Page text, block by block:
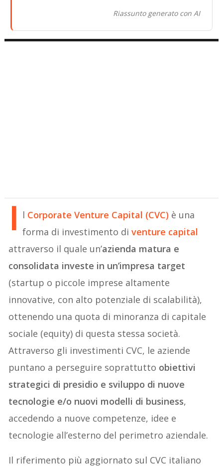
Riassunto generato con AI
I l Corporate Venture Capital (CVC) è una
forma di investimento diventure capital
attraverso il quale un’azienda matura e
consolidata investe in un’impresa target
(startup o piccole imprese altamente
innovative, con alto potenziale di scalabilità),
ottenendo una quota di minoranza di capitale
sociale (equity) di questa stessa società.
Attraverso gli investimenti CVC, le aziende
puntano a perseguire soprattutto obiettivi
strategici di presidio e sviluppo di nuove
tecnologie e/o nuovi modelli di business,
accedendo a nuove competenze, idee e
tecnologie all’esterno del perimetro aziendale.
Il riferimento più aggiornato sul CVC italiano